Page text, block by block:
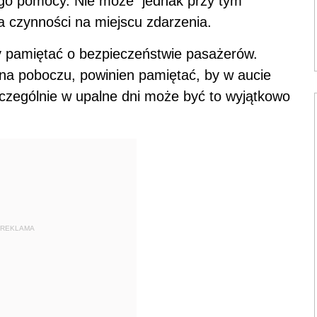
czynności na miejscu zdarzenia.
o bezpieczeństwie pasażerów.
poboczu, powinien pamiętać, by w aucie
w upalne dni może być to wyjątkowo
REKLAMA